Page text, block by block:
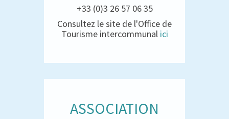
+33 (0)3 26 57 06 35
Consultez le site de l'Office de
Tourisme intercommunal ici
ASSOCIATION